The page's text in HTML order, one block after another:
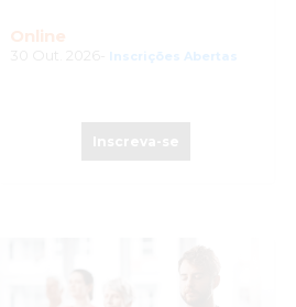
Online
Inscrições Abertas